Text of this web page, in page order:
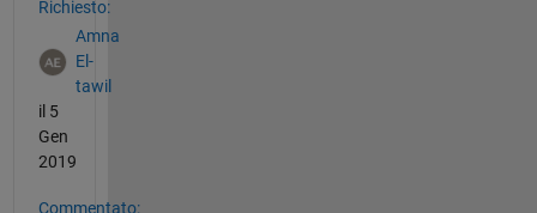
Richiesto:
Amna
El-
tawil
il 5
Gen
2019
Commentato: